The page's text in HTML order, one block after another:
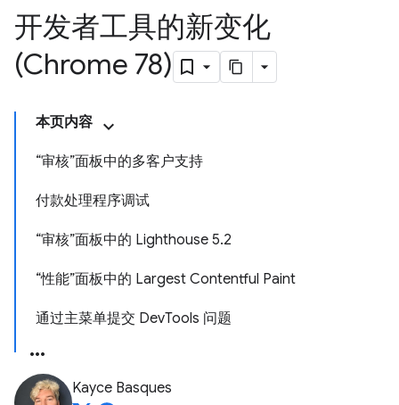
开发者工具的新变化
(Chrome 78)
本页内容
“审核”面板中的多客户支持
付款处理程序调试
“审核”面板中的 Lighthouse 5.2
“性能”面板中的 Largest Contentful Paint
通过主菜单提交 DevTools 问题
Kayce Basques